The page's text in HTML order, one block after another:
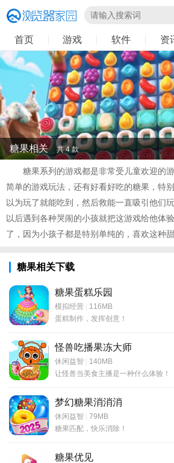
首页 游戏 软件 资
糖果相关 共 4 款
糖果系列的游戏都是非常受儿童欢迎的
简单的游戏玩法，还有好看好吃的糖果，特
以为玩了就能吃到，然后救能一直吸引他们
以后遇到各种哭闹的小孩就把这游戏给他体
了，因为小孩子都是特别单纯的，喜欢这种甜
糖果相关下载
糖果蛋糕乐园
模拟经营
116MB
蛋糕制作，发挥创意！
怪兽吃播果冻大师
休闲益智
140MB
让怪兽当美食主播是一种什么体验！
梦幻糖果消消消
休闲益智
79MB
糖果匹配，快乐消除！
糖果优见